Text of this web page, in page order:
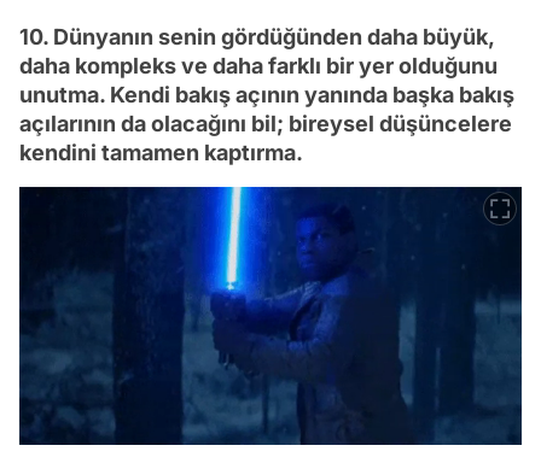
10. Dünyanın senin gördüğünden daha büyük,
daha kompleks ve daha farklı bir yer olduğunu
unutma. Kendi bakış açının yanında başka bakış
açılarının da olacağını bil; bireysel düşüncelere
kendini tamamen kaptırma.